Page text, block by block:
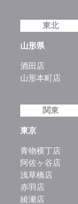
東北
山形県
酒田店
山形本町店
関東
東京
青物横丁店
阿佐ヶ谷店
浅草橋店
赤羽店
綾瀬店